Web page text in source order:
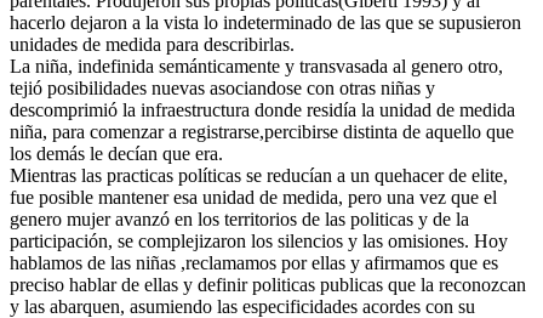
hacerlo dejaron a la vista lo indeterminado de las que se supusieron
unidades de medida para describirlas.
La niña, indefinida semánticamente y transvasada al genero otro,
tejió posibilidades nuevas asociandose con otras niñas y
descomprimió la infraestructura donde residía la unidad de medida
niña, para comenzar a registrarse,percibirse distinta de aquello que
los demás le decían que era.
Mientras las practicas políticas se reducían a un quehacer de elite,
fue posible mantener esa unidad de medida, pero una vez que el
genero mujer avanzó en los territorios de las politicas y de la
participación, se complejizaron los silencios y las omisiones. Hoy
hablamos de las niñas ,reclamamos por ellas y afirmamos que es
preciso hablar de ellas y definir politicas publicas que la reconozcan
y las abarquen, asumiendo las especificidades acordes con su